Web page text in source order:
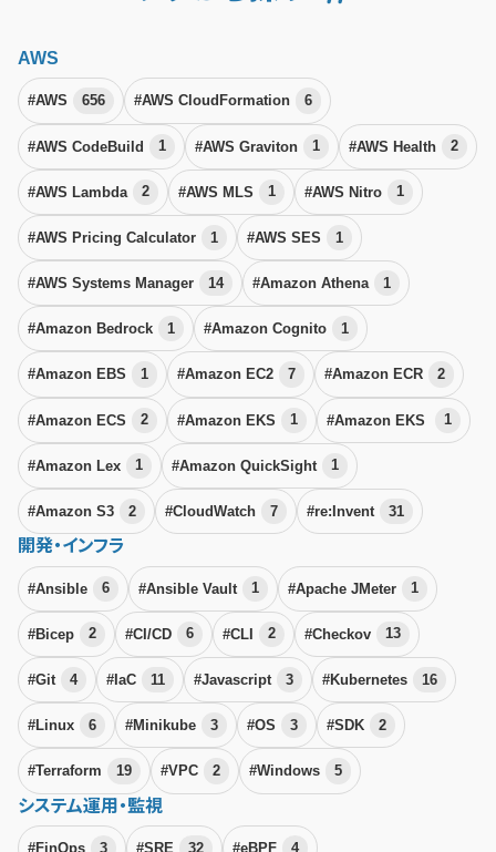
AWS
#AWS 656 #AWS CloudFormation 6
#AWS CodeBuild 1 #AWS Graviton 1 #AWS Health 2
#AWS Lambda 2 #AWS MLS 1 #AWS Nitro 1
#AWS Pricing Calculator 1 #AWS SES 1
#AWS Systems Manager 14 #Amazon Athena 1
#Amazon Bedrock 1 #Amazon Cognito 1
#Amazon EBS 1 #Amazon EC2 7 #Amazon ECR 2
#Amazon ECS 2 #Amazon EKS 1 #Amazon EKS 1
#Amazon Lex 1 #Amazon QuickSight 1
#Amazon S3 2 #CloudWatch 7 #re:Invent 31
開発・インフラ
#Ansible 6 #Ansible Vault 1 #Apache JMeter 1
#Bicep 2 #CI/CD 6 #CLI 2 #Checkov 13
#Git 4 #IaC 11 #Javascript 3 #Kubernetes 16
#Linux 6 #Minikube 3 #OS 3 #SDK 2
#Terraform 19 #VPC 2 #Windows 5
システム運用・監視
#FinOps 3 #SRE 32 #eBPF 4